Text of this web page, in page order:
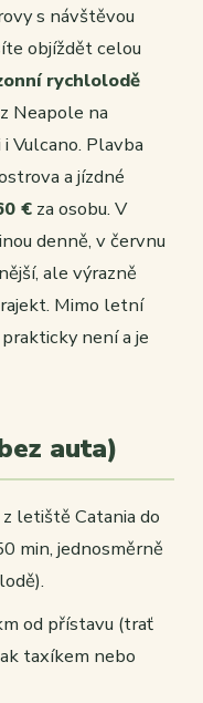
s návštěvou
objíždět celou
rychlolodě
Neapole na
Vulcano. Plavba
a jízdné
€ za osobu. V
denně, v červnu
ale výrazně
Mimo letní
není a je
auta)
letiště Catania do
min, jednosměrně
od přístavu (trať
taxíkem nebo